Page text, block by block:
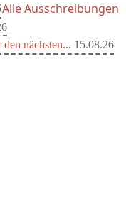
nächsten... 15.08.26
Alle Ausschreibungen